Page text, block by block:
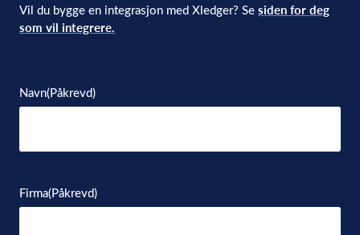
Vil du bygge en integrasjon med Xledger? Se siden for deg
som vil integrere.
Navn(Påkrevd)
Firma(Påkrevd)